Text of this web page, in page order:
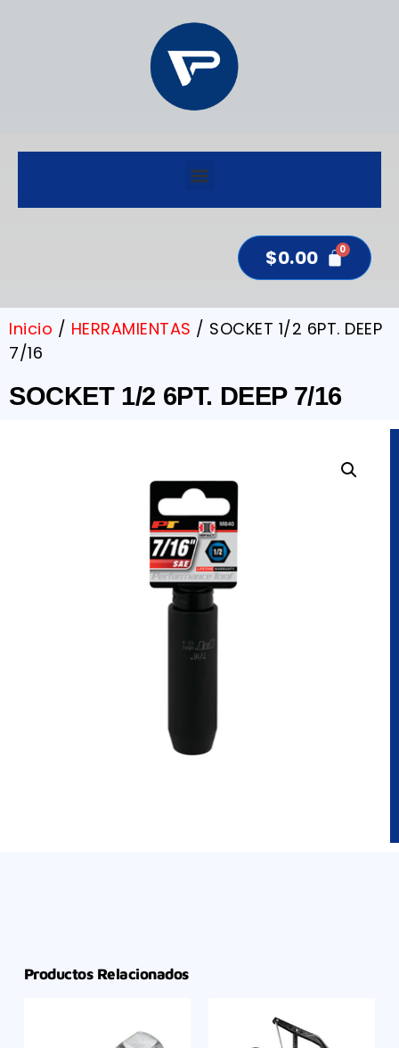
$0.00
Inicio / HERRAMIENTAS / SOCKET 1/2 6PT. DEEP
7/16
SOCKET 1/2 6PT. DEEP 7/16
Productos Relacionados